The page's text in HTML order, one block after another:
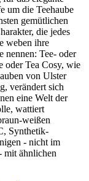
um die Teehaube
gemütlichen
die jedes
weben ihre
nennen: Tee- oder
oder Tea Cosy, wie
von Ulster
verändert sich
eine Welt der
wattiert
weißen
Synthetik-
- nicht im
mit ähnlichen